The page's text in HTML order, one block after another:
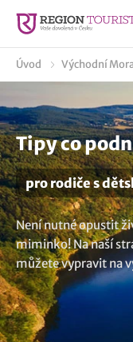
Úvod Východní
Tipy co
pro rodiče s
Není nutné opustit
miminko! Na naší
můžete vypravit na
omezovat, když
objevovat nová
aktivit v lokalitě